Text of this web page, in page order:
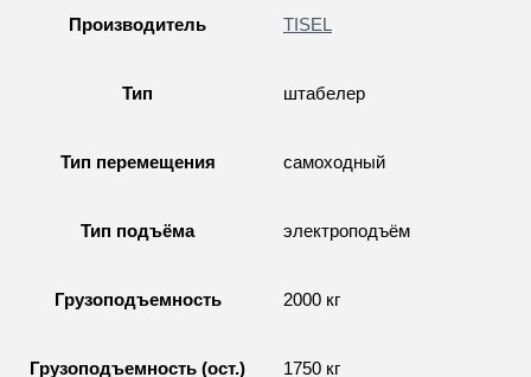
Производитель TISEL
Тип штабелер
Тип перемещения самоходный
Тип подъёма электроподъём
Грузоподъемность 2000 кг
Грузоподъемность (ост.) 1750 кг